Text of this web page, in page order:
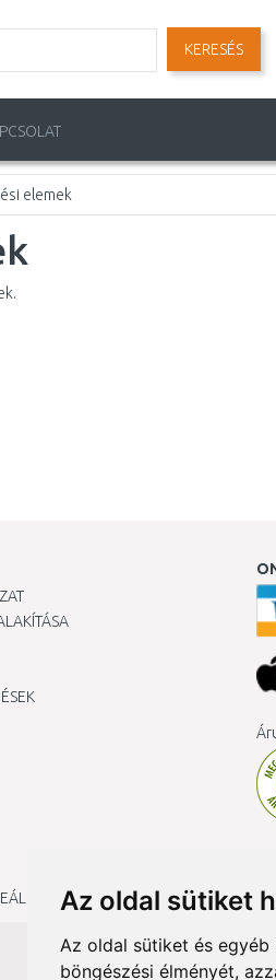
Az oldal sütiket
Az oldal sütiket és
böngészési élményét,
KERESÉS
elemek